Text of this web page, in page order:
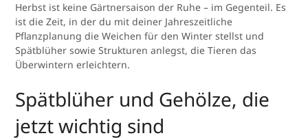
Herbst ist keine Gärtnersaison der Ruhe – im Gegenteil. Es
ist die Zeit, in der du mit deiner Jahreszeitliche
Pflanzplanung die Weichen für den Winter stellst und
Spätblüher sowie Strukturen anlegst, die Tieren das
Überwintern erleichtern.
Spätblüher und Gehölze, die
jetzt wichtig sind